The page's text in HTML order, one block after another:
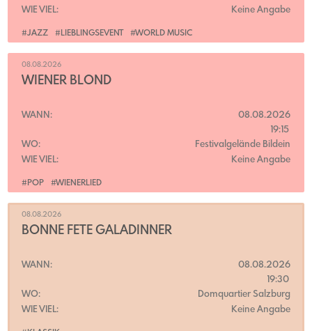
#JAZZ #LIEBLINGSEVENT #WORLD MUSIC
WIE VIEL:
Keine Angabe
#POP #WIENERLIED
08.08.2026
WIENER BLOND
WANN:
08.08.2026
19:15
WO:
Festivalgelände Bildein
WIE VIEL:
Keine Angabe
08.08.2026
BONNE FETE GALADINNER
WANN:
08.08.2026
19:30
WO:
Domquartier Salzburg
WIE VIEL:
Keine Angabe